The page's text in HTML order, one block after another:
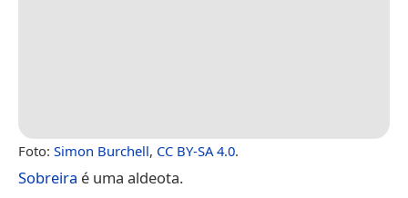
Foto: Simon Burchell, CC BY-SA 4.0.
Sobreira é uma aldeota.